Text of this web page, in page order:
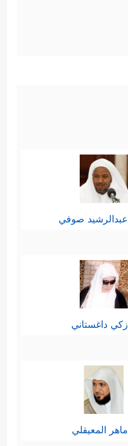
عبدالرشيد صوفي
زكي داغستاني
ماهر المعيقلي